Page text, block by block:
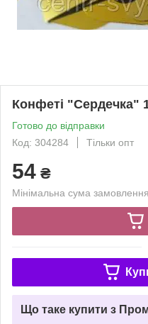
Конфеті "Сердечка"
Готово до відправки
Код: 304284
Тільки опт
54 ₴
Мінімальна сума
Що таке купити з